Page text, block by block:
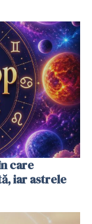
care
iar astrele